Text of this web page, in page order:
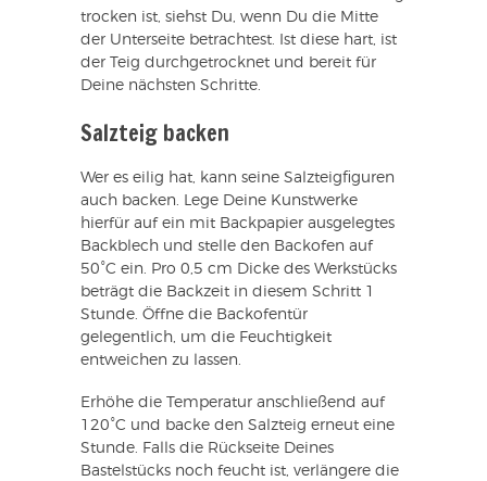
trocken ist, siehst Du, wenn Du die Mitte
der Unterseite betrachtest. Ist diese hart, ist
der Teig durchgetrocknet und bereit für
Deine nächsten Schritte.
Salzteig backen
Wer es eilig hat, kann seine Salzteigfiguren
auch backen. Lege Deine Kunstwerke
hierfür auf ein mit Backpapier ausgelegtes
Backblech und stelle den Backofen auf
50°C ein. Pro 0,5 cm Dicke des Werkstücks
beträgt die Backzeit in diesem Schritt 1
Stunde. Öffne die Backofentür
gelegentlich, um die Feuchtigkeit
entweichen zu lassen.
Erhöhe die Temperatur anschließend auf
120°C und backe den Salzteig erneut eine
Stunde. Falls die Rückseite Deines
Bastelstücks noch feucht ist, verlängere die